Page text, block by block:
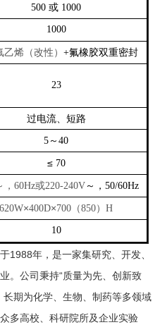
500或 1000
1000
乙烯（改性） +氟橡胶双重密封
23
过电流、短路
5 ～40
≤70
，60Hz或220-240V ～，50/60Hz
620W×400D×700 （850）H
10
1988年，是一家集研究、开发、
。公司秉持“质量为先、创新致
长期为化学、生物、制药等多领域
多高校、科研院所及企业实验